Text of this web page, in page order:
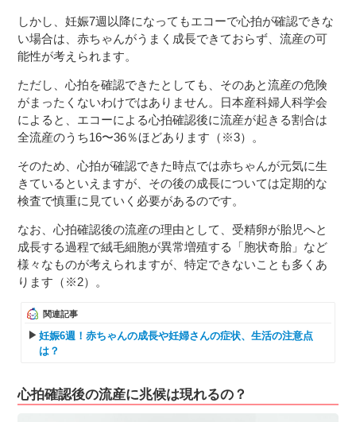
しかし、妊娠7週以降になってもエコーで心拍が確認できな
い場合は、赤ちゃんがうまく成長できておらず、流産の可
能性が考えられます。
ただし、心拍を確認できたとしても、そのあと流産の危険
がまったくないわけではありません。日本産科婦人科学会
によると、エコーによる心拍確認後に流産が起きる割合は
全流産のうち16〜36％ほどあります（※3）。
そのため、心拍が確認できた時点では赤ちゃんが元気に生
きているといえますが、その後の成長については定期的な
検査で慎重に見ていく必要があるのです。
なお、心拍確認後の流産の理由として、受精卵が胎児へと
成長する過程で絨毛細胞が異常増殖する「胞状奇胎」など
様々なものが考えられますが、特定できないことも多くあ
ります（※2）。
関連記事
妊娠6週！赤ちゃんの成長や妊婦さんの症状、生活の注意点
は？
心拍確認後の流産に兆候は現れるの？